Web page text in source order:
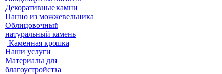
Декоративные камни
Панно из можжевельника
Облицовочный
натуральный камень
Каменная крошка
Наши услуги
Материалы для
благоустройства